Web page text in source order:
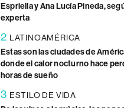
Espriella y Ana Lucía Pineda,
experta
2 LATINOAMÉRICA
Estas son las ciudades de
donde el calor nocturno hace
horas de sueño
3 ESTILO DE VIDA